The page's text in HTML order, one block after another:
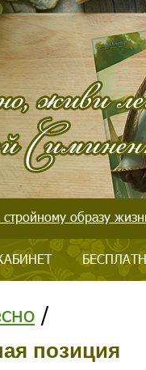
образу
/
позиция